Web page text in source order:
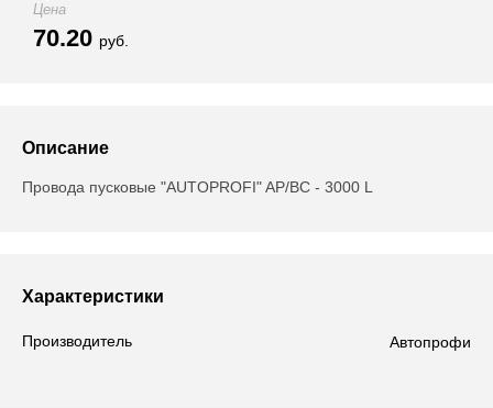
Цена
70.20 руб.
Описание
Провода пусковые "AUTOPROFI" AP/BC - 3000 L
Характеристики
Производитель Автопрофи